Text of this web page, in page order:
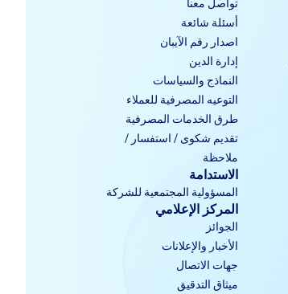
أسئلة شائعة
اصدار رقم الآيبان
إدارة الدين
النماذج والسياسات
التوعيه المصرفية للعملاء
طرق الخدمات المصرفية
تقديم شكوى / استفسار /
ملاحظة
الاستدامة
المسؤولية المجتمعية للشركة
المركز الإعلامي
الجوائز
الأخبار والإعلانات
جهات الاتصال
ميثاق التدقيق